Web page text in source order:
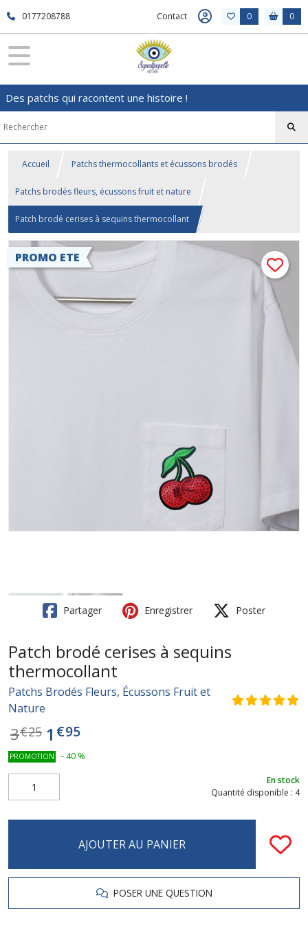
0177208788 Contact 0 0
Des patchs qui racontent une histoire !
Accueil Patchs thermocollants et écussons brodés
Patchs brodés fleurs, écussons fruit et nature
Patch brodé cerises à sequins thermocollant
PROMO ETE
Partager Enregistrer Poster
Patch brodé cerises à sequins
thermocollant
Patchs Brodés Fleurs, Écussons Fruit et
Nature
3€25 1 €95
PROMOTION - 40 %
En stock
Quantité disponible : 4
AJOUTER AU PANIER
POSER UNE QUESTION